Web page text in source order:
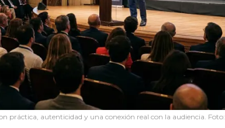
práctica, autenticidad y una conexión real con la audiencia. Foto: